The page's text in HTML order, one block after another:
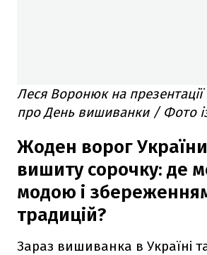
Леся Воронюк на презентації
про День вишиванки / Фото
Жоден ворог
вишиту сорочку: де
модою і
традицій?
Зараз вишиванка в Україні та